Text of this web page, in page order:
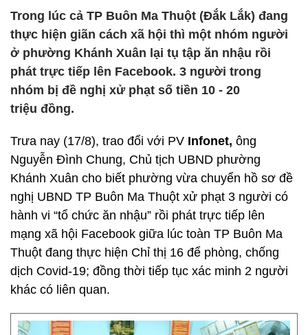
Trong lúc cả TP Buôn Ma Thuột (Đắk Lắk) đang
thực hiện giãn cách xã hội thì một nhóm người
ở phường Khánh Xuân lại tụ tập ăn nhậu rồi
phát trực tiếp lên Facebook. 3 người trong
nhóm bị đề nghị xử phạt số tiền 10 - 20
triệu đồng.
Trưa nay (17/8), trao đổi với PV Infonet, ông
Nguyễn Đình Chung, Chủ tịch UBND phường
Khánh Xuân cho biết phường vừa chuyển hồ sơ đề
nghị UBND TP Buôn Ma Thuột xử phạt 3 người có
hành vi “tổ chức ăn nhậu” rồi phát trực tiếp lên
mạng xã hội Facebook giữa lúc toàn TP Buôn Ma
Thuột đang thực hiện Chỉ thị 16 để phòng, chống
dịch Covid-19; đồng thời tiếp tục xác minh 2 người
khác có liên quan.